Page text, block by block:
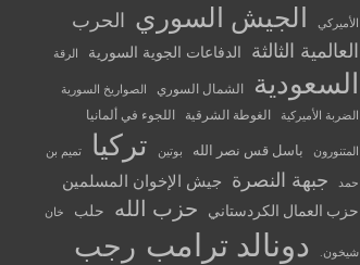
الأميركي الجيش السوري الحرب
العالمية الثالثة
الدفاعات الجوية السورية الرقة
السعودية الشمال السوري
الصواريخ السورية
الضربة الأميركية
الغوطة الشرقية اللجوء في ألمانيا
المتنورون باسل قس نصر الله بوتين تركيا تميم بن
حمد جبهة النصرة جيش الإخوان المسلمين
حزب العمال الكردستاني حزب الله حلب خان
شيخون. دونالد ترامب رجب